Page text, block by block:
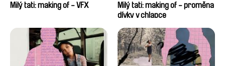
Milý tati: making of - VFX
Milý tati: making of - proměna
dívky v chlapce